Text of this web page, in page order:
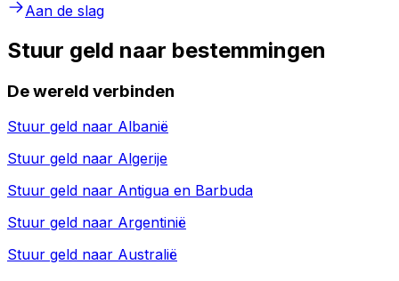
Aan de slag
Stuur geld naar bestemmingen
De wereld verbinden
Stuur geld naar Albanië
Stuur geld naar Algerije
Stuur geld naar Antigua en Barbuda
Stuur geld naar Argentinië
Stuur geld naar Australië